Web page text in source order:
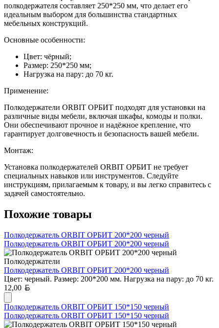
полкодержателя составляет 250*250 мм, что делает его
идеальным выбором для большинства стандартных
мебельных конструкций.
Основные особенности:
Цвет: чёрный;
Размер: 250*250 мм;
Нагрузка на пару: до 70 кг.
Применение:
Полкодержатели ORBIT ОРБИТ подходят для установки на
различные виды мебели, включая шкафы, комоды и полки.
Они обеспечивают прочное и надёжное крепление, что
гарантирует долговечность и безопасность вашей мебели.
Монтаж:
Установка полкодержателей ORBIT ОРБИТ не требует
специальных навыков или инструментов. Следуйте
инструкциям, прилагаемым к товару, и вы легко справитесь с
задачей самостоятельно.
Похожие товары
Полкодержатель ORBIT ОРБИТ 200*200 черный
Полкодержатель ORBIT ОРБИТ 200*200 черный
Полкодержатели
Полкодержатель ORBIT ОРБИТ 200*200 черный
Цвет: черный. Размер: 200*200 мм. Нагрузка на пару: до 70 кг.
12,00
Полкодержатель ORBIT ОРБИТ 150*150 черный
Полкодержатель ORBIT ОРБИТ 150*150 черный